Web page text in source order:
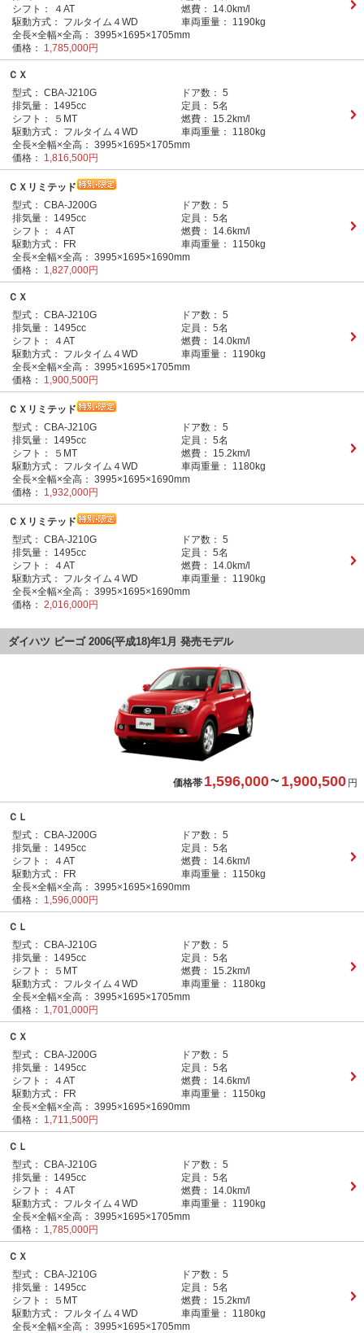
シフト：
４AT 燃費：
14.0km/l
駆動方式：
フルタイム４WD 車両重量：
1190kg
全長×全幅×全高： 3995×1695×1705mm
価格：
1,785,000円
ＣＸ
型式： CBA-J210G ドア数： 5
排気量：
1495cc 定員： 5名
シフト：
５MT 燃費：
15.2km/l
駆動方式：
フルタイム４WD 車両重量：
1180kg
全長×全幅×全高： 3995×1695×1705mm
価格：
1,816,500円
ＣＸリミテッド
型式： CBA-J200G ドア数： 5
排気量：
1495cc 定員： 5名
シフト：
４AT 燃費：
14.6km/l
駆動方式：
FR 車両重量：
1150kg
全長×全幅×全高： 3995×1695×1690mm
価格：
1,827,000円
ＣＸ
型式： CBA-J210G ドア数： 5
排気量：
1495cc 定員： 5名
シフト：
４AT 燃費：
14.0km/l
駆動方式：
フルタイム４WD 車両重量：
1190kg
全長×全幅×全高： 3995×1695×1705mm
価格：
1,900,500円
ＣＸリミテッド
型式： CBA-J210G ドア数： 5
排気量：
1495cc 定員： 5名
シフト：
５MT 燃費：
15.2km/l
駆動方式：
フルタイム４WD 車両重量：
1180kg
全長×全幅×全高： 3995×1695×1690mm
価格：
1,932,000円
ＣＸリミテッド
型式： CBA-J210G ドア数： 5
排気量：
1495cc 定員： 5名
シフト：
４AT 燃費：
14.0km/l
駆動方式：
フルタイム４WD 車両重量：
1190kg
全長×全幅×全高： 3995×1695×1690mm
価格： 2,016,000円
ダイハツ ビーゴ 2006(平成18)年1月 発売モデル
価格帯 1,596,000~ 1,900,500 円
ＣＬ
型式： CBA-J200G ドア数： 5
排気量：
1495cc 定員： 5名
シフト：
４AT 燃費：
14.6km/l
駆動方式：
FR 車両重量：
1150kg
全長×全幅×全高： 3995×1695×1690mm
価格：
1,596,000円
ＣＬ
型式： CBA-J210G ドア数： 5
排気量：
1495cc 定員： 5名
シフト：
５MT 燃費：
15.2km/l
駆動方式：
フルタイム４WD 車両重量：
1180kg
全長×全幅×全高： 3995×1695×1705mm
価格：
1,701,000円
ＣＸ
型式： CBA-J200G ドア数： 5
排気量：
1495cc 定員： 5名
シフト：
４AT 燃費：
14.6km/l
駆動方式：
FR 車両重量：
1150kg
全長×全幅×全高： 3995×1695×1690mm
価格：
1,711,500円
ＣＬ
型式： CBA-J210G ドア数： 5
排気量：
1495cc 定員： 5名
シフト：
４AT 燃費：
14.0km/l
駆動方式：
フルタイム４WD 車両重量：
1190kg
全長×全幅×全高： 3995×1695×1705mm
価格：
1,785,000円
ＣＸ
型式： CBA-J210G ドア数： 5
排気量：
1495cc 定員： 5名
シフト：
５MT 燃費：
15.2km/l
駆動方式：
フルタイム４WD 車両重量：
1180kg
全長×全幅×全高： 3995×1695×1705mm